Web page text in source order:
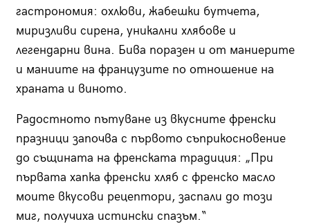
гастрономия: охлюви, жабешки бутчета,
миризливи сирена, уникални хлябове и
легендарни вина. Бива поразен и от маниерите
и маниите на французите по отношение на
храната и виното.
Радостното пътуване из вкусните френски
празници започва с първото съприкосновение
до същината на френската традиция: „При
първата хапка френски хляб с френско масло
моите вкусови рецептори, заспали до този
миг, получиха истински спазъм.“